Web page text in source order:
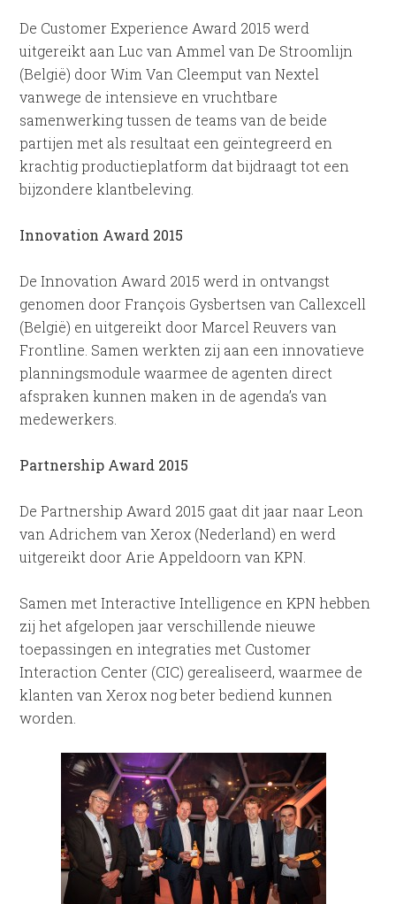
De Customer Experience Award 2015 werd
uitgereikt aan Luc van Ammel van De Stroomlijn
(België) door Wim Van Cleemput van Nextel
vanwege de intensieve en vruchtbare
samenwerking tussen de teams van de beide
partijen met als resultaat een geïntegreerd en
krachtig productieplatform dat bijdraagt tot een
bijzondere klantbeleving.
Innovation Award 2015
De Innovation Award 2015 werd in ontvangst
genomen door François Gysbertsen van Callexcell
(België) en uitgereikt door Marcel Reuvers van
Frontline. Samen werkten zij aan een innovatieve
planningsmodule waarmee de agenten direct
afspraken kunnen maken in de agenda’s van
medewerkers.
Partnership Award 2015
De Partnership Award 2015 gaat dit jaar naar Leon
van Adrichem van Xerox (Nederland) en werd
uitgereikt door Arie Appeldoorn van KPN.
Samen met Interactive Intelligence en KPN hebben
zij het afgelopen jaar verschillende nieuwe
toepassingen en integraties met Customer
Interaction Center (CIC) gerealiseerd, waarmee de
klanten van Xerox nog beter bediend kunnen
worden.